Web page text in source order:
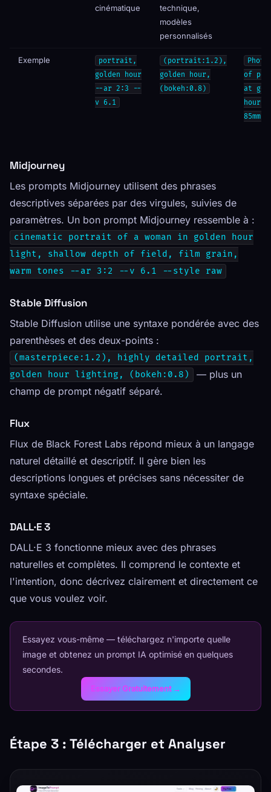
cinématique
technique,
modèles
personnalisés
Exemple
portrait,
golden hour
--ar 2:3 --
v 6.1
(portrait:1.2),
golden hour,
(bokeh:0.8)
of
at
hour,
85mm
Midjourney
Les prompts Midjourney utilisent des phrases
descriptives séparées par des virgules, suivies de
paramètres. Un bon prompt Midjourney ressemble à :
cinematic portrait of a woman in golden hour
light, shallow depth of field, film grain,
warm tones --ar 3:2 --v 6.1 --style raw
Stable Diffusion
Stable Diffusion utilise une syntaxe pondérée avec des
parenthèses et des deux-points :
(masterpiece:1.2), highly detailed portrait,
golden hour lighting, (bokeh:0.8)
— plus un
champ de prompt négatif séparé.
Flux
Flux de Black Forest Labs répond mieux à un langage
naturel détaillé et descriptif. Il gère bien les
descriptions longues et précises sans nécessiter de
syntaxe spéciale.
DALL·E 3
DALL·E 3 fonctionne mieux avec des phrases
naturelles et complètes. Il comprend le contexte et
l'intention, donc décrivez clairement et directement ce
que vous voulez voir.
Essayez vous-même — téléchargez n'importe quelle
image et obtenez un prompt IA optimisé en quelques
secondes.
Essayer Gratuitement →
Étape 3 : Télécharger et Analyser